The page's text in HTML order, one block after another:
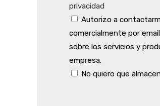
privacidad
Autorizo a
comercialmente por
sobre los servicios y
empresa.
No quiero que